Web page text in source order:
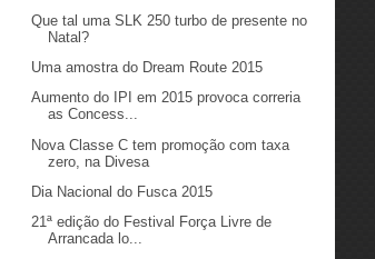
Que tal uma SLK 250 turbo de presente no
Natal?
Uma amostra do Dream Route 2015
Aumento do IPI em 2015 provoca correria
as Concess...
Nova Classe C tem promoção com taxa
zero, na Divesa
Dia Nacional do Fusca 2015
21ª edição do Festival Força Livre de
Arrancada lo...